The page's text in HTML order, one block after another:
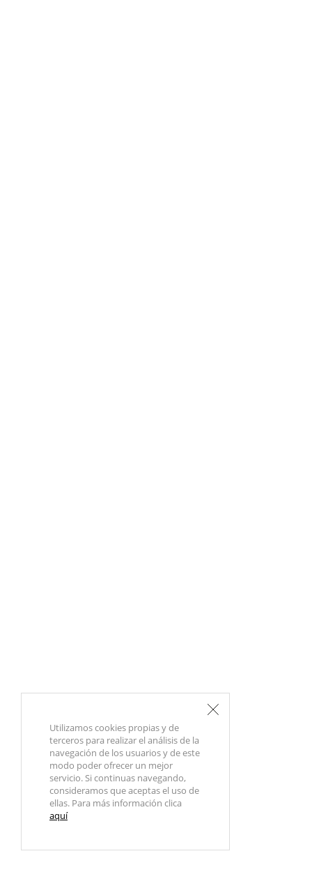
Utilizamos cookies propias y de
terceros para realizar el análisis de la
navegación de los usuarios y de este
modo poder ofrecer un mejor
servicio. Si continuas navegando,
consideramos que aceptas el uso de
ellas. Para más información clica
aquí